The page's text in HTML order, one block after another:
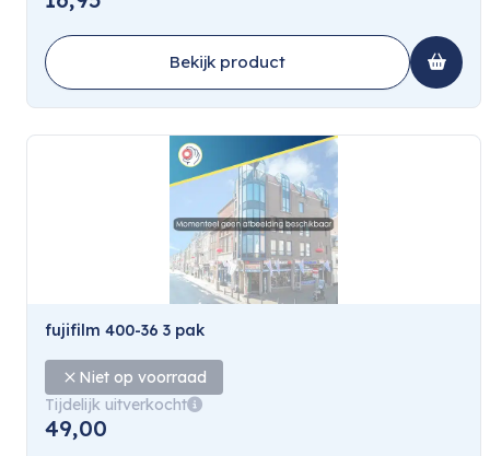
Bekijk product
fujifilm 400-36 3 pak
Niet op voorraad
Tijdelijk uitverkocht
49,00